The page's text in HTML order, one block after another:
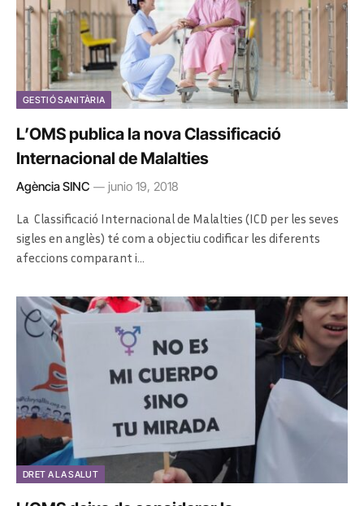
GESTIÓ SANITÀRIA
L’OMS publica la nova Classificació
Internacional de Malalties
Agència SINC junio 19, 2018
La Classificació Internacional de Malalties (ICD per les seves
sigles en anglès) té com a objectiu codificar les diferents
afeccions comparant i…
DRET A LA SALUT